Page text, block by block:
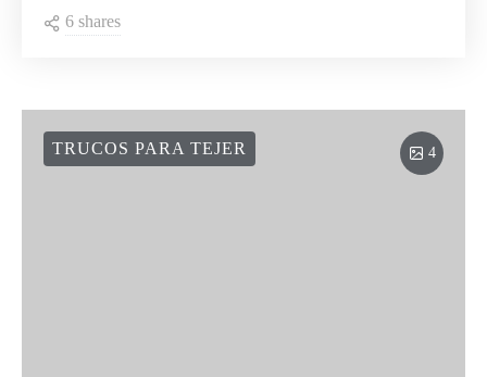
6 shares
4
TRUCOS PARA TEJER